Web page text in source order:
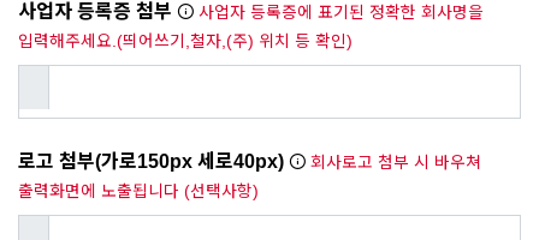
사업자 등록증 첨부
사업자 등록증에 표기된 정확한 회사명을
입력해주세요.(띄어쓰기,철자,(주) 위치 등 확인)
로고 첨부(가로150px 세로40px)
회사로고 첨부 시 바우쳐
출력화면에 노출됩니다 (선택사항)